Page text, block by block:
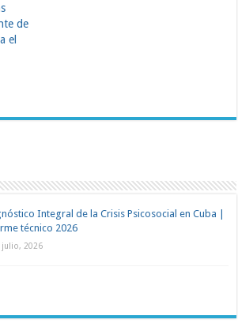
de
el
Integral de la Crisis Psicosocial en Cuba |
técnico 2026
julio, 2026